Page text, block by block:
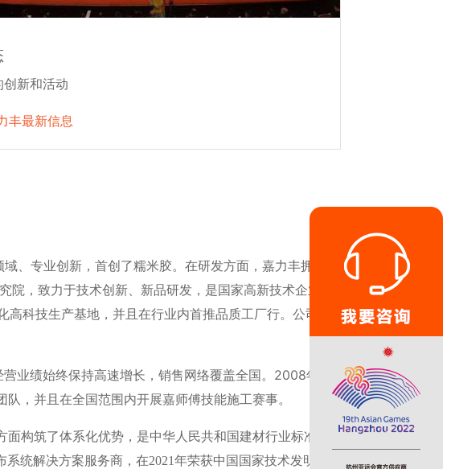
新和活动
丰最新信息
、专业创新，首创了糯米胶。在研发方面，嘉力丰拥有
，致力于技术创新、新品研发，是国家高新技术企业，
科技生产基地，并且在行业内首推品质工厂行。公司产
业绩始终保持高速增长，销售网络覆盖全国。2008年，
，并且在全国范围内开展嘉师傅技能施工赛事。
构筑了体系化优势，是中华人民共和国建材行业标准
统解决方案服务商， 在2021年荣获中国国家技术发明